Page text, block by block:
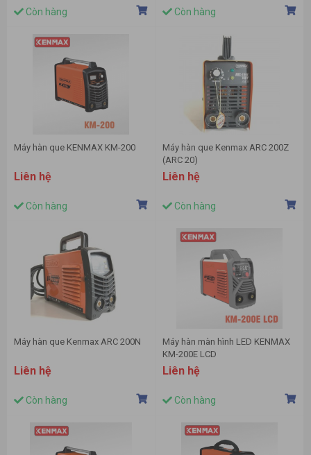
Còn hàng Còn hàng
Máy hàn que KENMAX KM-200
Liên hệ
Còn hàng
Máy hàn que Kenmax ARC 200Z
(ARC 20)
Liên hệ
Còn hàng
Máy hàn que Kenmax ARC 200N
Liên hệ
Còn hàng
Máy hàn màn hình LED KENMAX
KM-200E LCD
Liên hệ
Còn hàng